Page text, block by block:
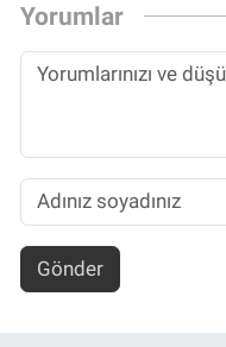
Yorumlar
Gönder